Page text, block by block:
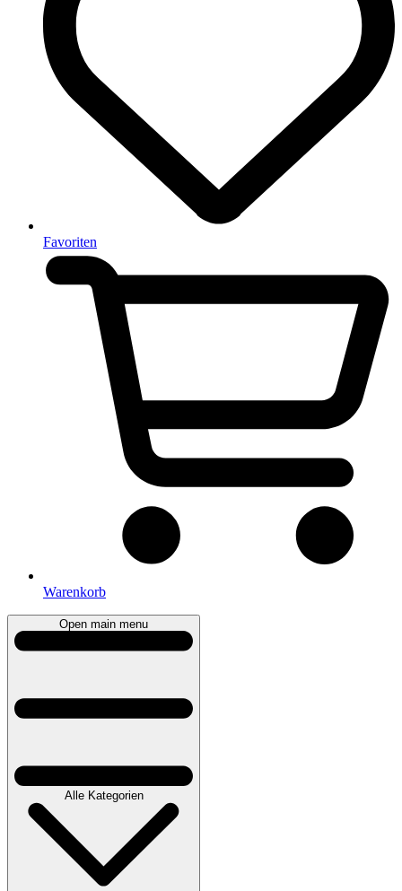
Favoriten
Warenkorb
Open main menu
Alle Kategorien